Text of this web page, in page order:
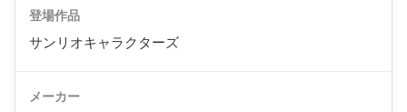
登場作品
サンリオキャラクターズ
メーカー